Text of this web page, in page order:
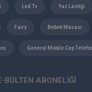
Led Tv Yaz Lastiği
Fairy Bebek Masası
General Mobile Cep
BÜLTEN ABONELİĞİ